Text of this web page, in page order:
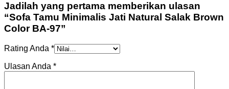
Jadilah yang pertama memberikan ulasan
“Sofa Tamu Minimalis Jati Natural Salak Brown
Color BA-97”
Rating Anda *
Ulasan Anda *